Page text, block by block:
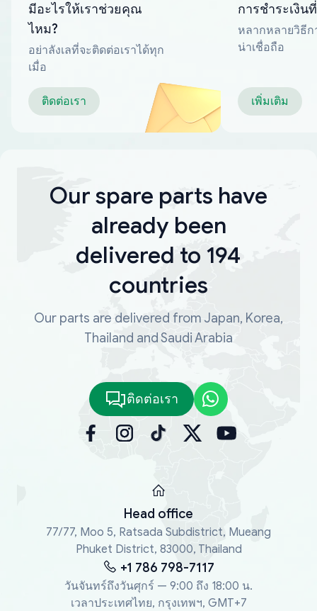
มีอะไรให้เราช่วยคุณ
ไหม?
อย่าลังเลที่จะติดต่อเราได้ทุก
เมื่อ
ติดต่อเรา
การชำระเงิน
หลากหลายวิธีก
น่าเชื่อถือ
เพิ่มเติม
Our spare parts have
already been
delivered to 194
countries
Our parts are delivered from Japan, Korea,
Thailand and Saudi Arabia
ติดต่อเรา
Head office
77/77, Moo 5, Ratsada Subdistrict, Mueang
Phuket District, 83000, Thailand
+1 786 798-7117
วันจันทร์ถึงวันศุกร์ — 9:00 ถึง 18:00 น.
เวลาประเทศไทย, กรุงเทพฯ, GMT+7